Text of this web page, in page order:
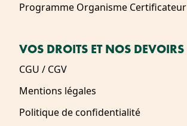
Programme Organisme Certificateur
VOS DROITS ET NOS DEVOIRS
CGU / CGV
Mentions légales
Politique de confidentialité